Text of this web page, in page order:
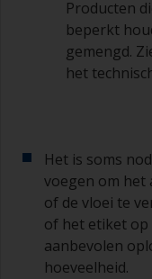
verdunner in
deze kunt
beginnen te
verdikking
van de verf,
veel aan.
Gebruik verf
daarmee
vroegtijdig
verdamping
Producten
beperkt
gemengd.
het
Het is soms
voegen om het
of de vloei te
of het etiket
aanbevolen
hoeveelheid.